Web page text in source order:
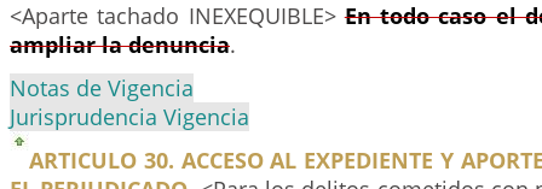
<Aparte tachado INEXEQUIBLE>En todo caso el
ampliar la denuncia.
Notas de Vigencia
Jurisprudencia Vigencia
ARTICULO 30. ACCESO AL EXPEDIENTE Y